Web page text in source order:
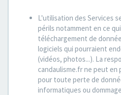
L'utilisation des Services
périls notamment en ce
téléchargement de
logiciels qui pourraient
(vidéos, photos...). La
candaulisme.fr ne peut
pour toute perte de
informatiques ou